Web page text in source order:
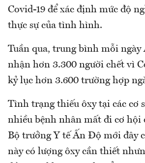
Covid-19 để xác định mức độ
thực sự của tình hình.
Tuần qua, trung bình mỗi
nhận hơn 3.300 người chết vì
kỷ lục hơn 3.600 trường hợp
Tình trạng thiếu ôxy tại các cơ
nhiều bệnh nhân mất đi cơ hội
Bộ trưởng Y tế Ấn Độ mới đây
này có lượng ôxy cần thiết